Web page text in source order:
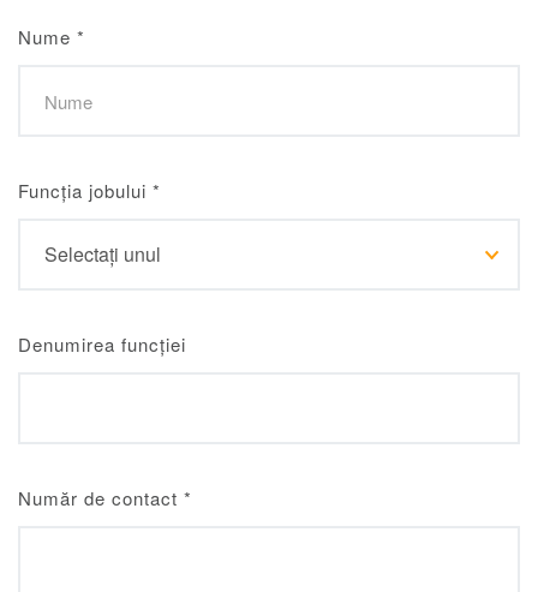
Nume *
Funcția jobului *
Denumirea funcției
Număr de contact *